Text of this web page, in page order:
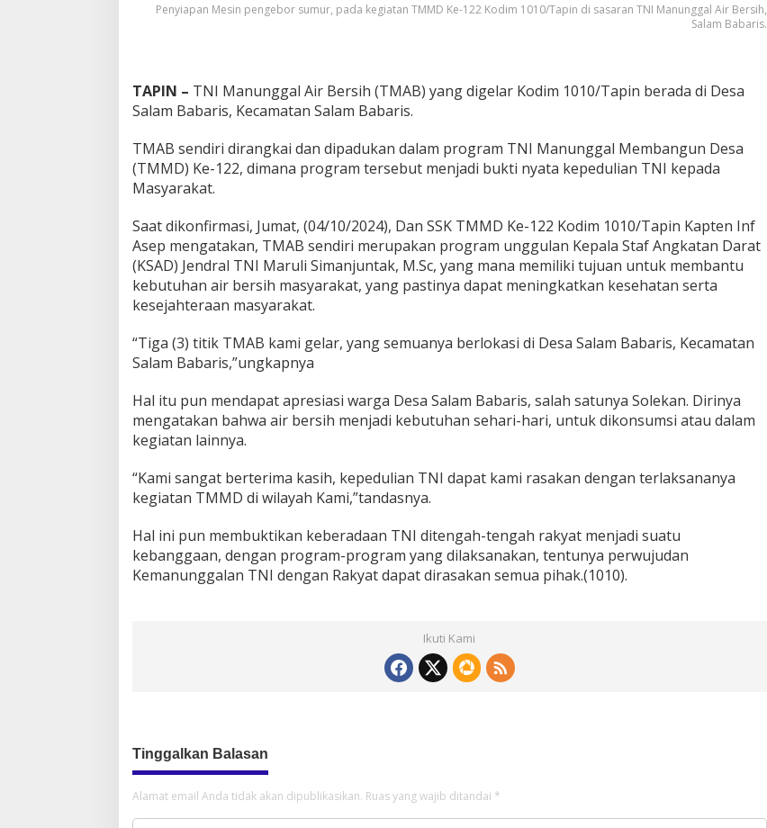
Penyiapan Mesin pengebor sumur, pada kegiatan TMMD Ke-122 Kodim 1010/Tapin di sasaran TNI Manunggal Air Bersih,
Salam Babaris.
TAPIN – TNI Manunggal Air Bersih (TMAB) yang digelar Kodim 1010/Tapin berada di Desa
Salam Babaris, Kecamatan Salam Babaris.
TMAB sendiri dirangkai dan dipadukan dalam program TNI Manunggal Membangun Desa
(TMMD) Ke-122, dimana program tersebut menjadi bukti nyata kepedulian TNI kepada
Masyarakat.
Saat dikonfirmasi, Jumat, (04/10/2024), Dan SSK TMMD Ke-122 Kodim 1010/Tapin Kapten Inf
Asep mengatakan, TMAB sendiri merupakan program unggulan Kepala Staf Angkatan Darat
(KSAD) Jendral TNI Maruli Simanjuntak, M.Sc, yang mana memiliki tujuan untuk membantu
kebutuhan air bersih masyarakat, yang pastinya dapat meningkatkan kesehatan serta
kesejahteraan masyarakat.
“Tiga (3) titik TMAB kami gelar, yang semuanya berlokasi di Desa Salam Babaris, Kecamatan
Salam Babaris,”ungkapnya
Hal itu pun mendapat apresiasi warga Desa Salam Babaris, salah satunya Solekan. Dirinya
mengatakan bahwa air bersih menjadi kebutuhan sehari-hari, untuk dikonsumsi atau dalam
kegiatan lainnya.
“Kami sangat berterima kasih, kepedulian TNI dapat kami rasakan dengan terlaksananya
kegiatan TMMD di wilayah Kami,”tandasnya.
Hal ini pun membuktikan keberadaan TNI ditengah-tengah rakyat menjadi suatu
kebanggaan, dengan program-program yang dilaksanakan, tentunya perwujudan
Kemanunggalan TNI dengan Rakyat dapat dirasakan semua pihak.(1010).
Ikuti Kami
Tinggalkan Balasan
Alamat email Anda tidak akan dipublikasikan. Ruas yang wajib ditandai *